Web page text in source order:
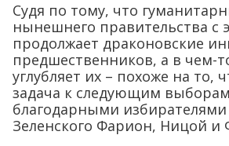
Судя по тому, что
нынешнего правительства с
продолжает драконовские
предшественников, а в чем-
углубляет их – похоже на то,
задача к следующим
благодарными
Зеленского Фарион, Ницой и